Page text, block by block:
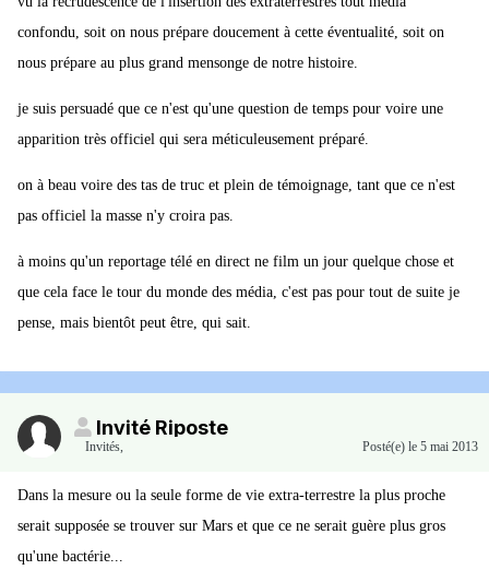
confondu, soit on nous prépare doucement à cette éventualité, soit on
nous prépare au plus grand mensonge de notre histoire.
je suis persuadé que ce n'est qu'une question de temps pour voire une
apparition très officiel qui sera méticuleusement préparé.
on à beau voire des tas de truc et plein de témoignage, tant que ce n'est
pas officiel la masse n'y croira pas.
à moins qu'un reportage télé en direct ne film un jour quelque chose et
que cela face le tour du monde des média, c'est pas pour tout de suite je
pense, mais bientôt peut être, qui sait.
Invité Riposte
Invités, Posté(e) le 5 mai 2013
Dans la mesure ou la seule forme de vie extra-terrestre la plus proche
serait supposée se trouver sur Mars et que ce ne serait guère plus gros
qu'une bactérie...